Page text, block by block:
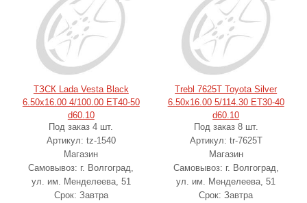
ТЗСК Lada Vesta Black
6.50x16.00 4/100.00 ET40-50
d60.10
Под заказ 4 шт.
Артикул: tz-1540
Магазин
Самовывоз: г. Волгоград,
ул. им. Менделеева, 51
Срок: Завтра
Trebl 7625T Toyota Silver
6.50x16.00 5/114.30 ET30-40
d60.10
Под заказ 8 шт.
Артикул: tr-7625T
Магазин
Самовывоз: г. Волгоград,
ул. им. Менделеева, 51
Срок: Завтра